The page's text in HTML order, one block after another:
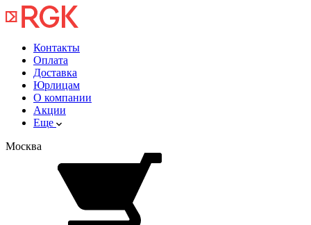
Контакты
Оплата
Доставка
Юрлицам
О компании
Акции
Еще
Москва